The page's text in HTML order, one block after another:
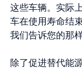
这些车辆。实际
车在使用寿命结
我们告诉您的那
除了促进替代能